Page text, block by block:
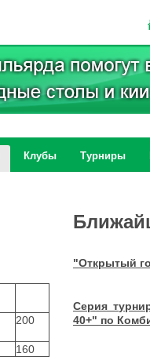
Клубы Турниры
200
160
"Открытый
Серия
40+" по